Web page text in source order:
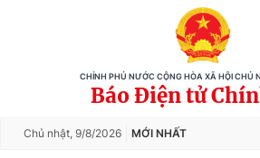
CHÍNH PHỦ NƯỚC CỘNG HÒA XÃ HỘI CHỦ
Báo Điện tử
Chủ nhật, 9/8/2026 MỚI NHẤT